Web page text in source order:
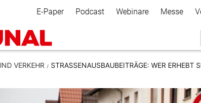
Secondary Navigation
E-Paper Podcast Webinare Messe
VERKEHR STRASSENAUSBAUBEITRÄGE: WER